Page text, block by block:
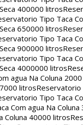
400000 litros
Tipo Taca
650000 litros
Tipo Taca
900000 litros
Tipo Taca
4000000 litros
agua Na Coluna
litrosReservatorio
Tipo Taca
Com agua Na
Coluna 40000 litros